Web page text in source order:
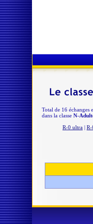
Total de 16 échanges
dans la classe N-
R-0 ultra | R-